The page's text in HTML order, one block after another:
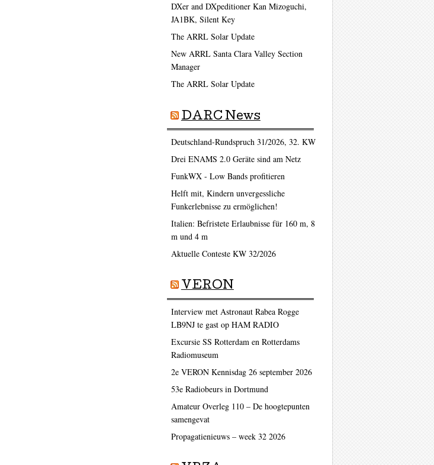
DXer and DXpeditioner Kan Mizoguchi,
JA1BK, Silent Key
The ARRL Solar Update
New ARRL Santa Clara Valley Section
Manager
The ARRL Solar Update
DARC News
Deutschland-Rundspruch 31/2026, 32. KW
Drei ENAMS 2.0 Geräte sind am Netz
FunkWX - Low Bands profitieren
Helft mit, Kindern unvergessliche
Funkerlebnisse zu ermöglichen!
Italien: Befristete Erlaubnisse für 160 m, 8
m und 4 m
Aktuelle Conteste KW 32/2026
VERON
Interview met Astronaut Rabea Rogge
LB9NJ te gast op HAM RADIO
Excursie SS Rotterdam en Rotterdams
Radiomuseum
2e VERON Kennisdag 26 september 2026
53e Radiobeurs in Dortmund
Amateur Overleg 110 – De hoogtepunten
samengevat
Propagatienieuws – week 32 2026